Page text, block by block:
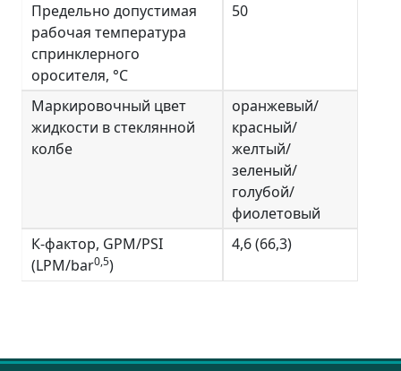
Предельно допустимая
рабочая температура
спринклерного
оросителя, °С
50
Маркировочный цвет
жидкости в стеклянной
колбе
оранжевый/
красный/
желтый/
зеленый/
голубой/
фиолетовый
К-фактор, GPM/PSI
(LPM/bar0,5)
4,6 (66,3)